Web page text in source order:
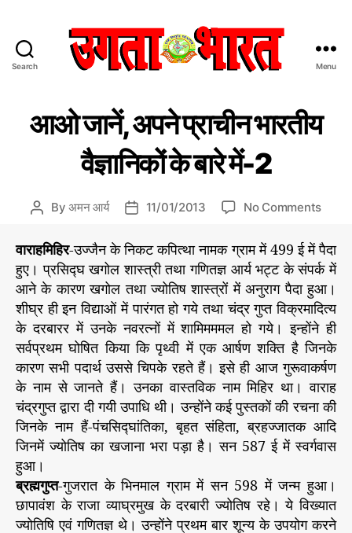
Search
ता
भा
र
त
हिं
मा
चा
र
प
त्र
Menu
e
s
आओ जानें, अपने प्राचीन भारतीय
वैज्ञानिकों के बारे में-2
P
s
t
u
t
h
o
r
Byअमन आर्य
P
s
t
d
a
t
e
11/01/2013 No Commentso
आ
ओ
जा
नें
,
अ
प
ने
ची
न
भा
र
य
वै
ज्ञा
वाराहमिहिर-उज्जैन के निकट कपित्था नामक ग्राम में 499 ई में पैदा
हुए। प्रसिद्घ खगोल शास्त्री तथा गणितज्ञ आर्य भट्ट के संपर्क में
आने के कारण खगोल तथा ज्योतिष शास्त्रों में अनुराग पैदा हुआ।
शीघ्र ही इन विद्याओं में पारंगत हो गये तथा चंद्र गुप्त विक्रमादित्य
के दरबारर में उनके नवरत्नों में शामिमममल हो गये। इन्होंने ही
सर्वप्रथम घोषित किया कि पृथ्वी में एक आर्षण शक्ति है जिनके
कारण सभी पदार्थ उससे चिपके रहते हैं। इसे ही आज गुरूवाकर्षण
के नाम से जानते हैं। उनका वास्तविक नाम मिहिर था। वाराह
चंद्रगुप्त द्वारा दी गयी उपाधि थी। उन्होंने कई पुस्तकों की रचना की
जिनके नाम हैं-पंचसिद्घांतिका, बृहत संहिता, ब्रहज्जातक आदि
जिनमें ज्योतिष का खजाना भरा पड़ा है। सन 587 ई में स्वर्गवास
हुआ।
ब्रह्मगुप्त-गुजरात के भिनमाल ग्राम में सन 598 में जन्म हुआ।
छापावंश के राजा व्याघ्रमुख के दरबारी ज्योतिष रहे। ये विख्यात
ज्योतिषि एवं गणितज्ञ थे। उन्होंने प्रथम बार शून्य के उपयोग करने